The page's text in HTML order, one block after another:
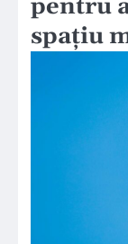
pentru
spațiu